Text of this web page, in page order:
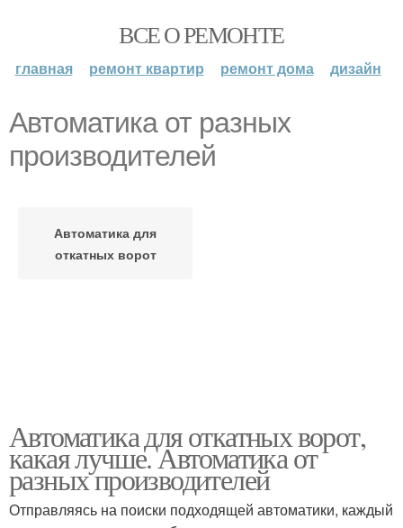
ВСЕ О РЕМОНТЕ
главная ремонт квартир ремонт дома дизайн
Автоматика от разных
производителей
Автоматика для
откатных ворот
Автоматика для откатных ворот,
какая лучше. Автоматика от
разных производителей
Отправляясь на поиски подходящей автоматики, каждый